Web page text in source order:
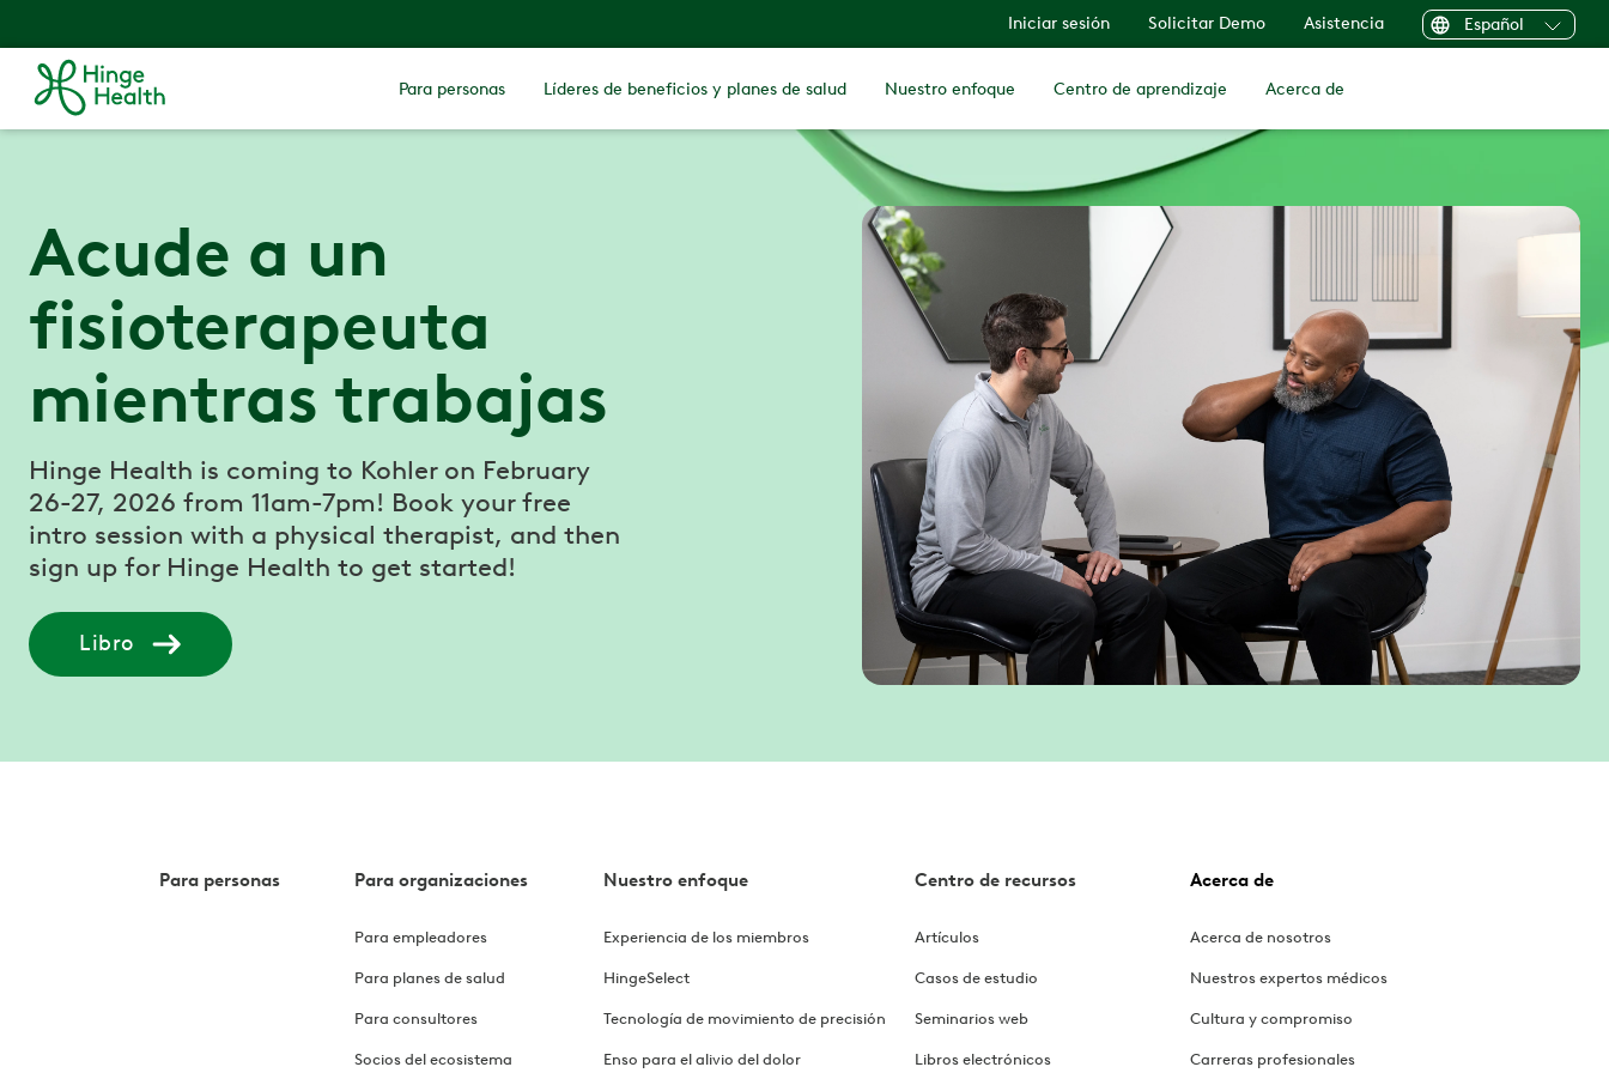
Iniciar sesión Solicitar Demo Asistencia Español
Para personas Líderes de beneficios y planes de salud Nuestro enfoque Centro de aprendizaje Acerca de
Acude a un
fisioterapeuta
mientras trabajas
Hinge Health is coming to Kohler on February
26-27, 2026 from 11am-7pm! Book your free
intro session with a physical therapist, and then
sign up for Hinge Health to get started!
Libro
Para personas Para organizaciones
Para empleadores
Para planes de salud
Para consultores
Socios del ecosistema
Nuestro enfoque
Experiencia de los miembros
HingeSelect
Tecnología de movimiento de precisión
Enso para el alivio del dolor
Centro de recursos
Artículos
Casos de estudio
Seminarios web
Libros electrónicos
Acerca de
Acerca de nosotros
Nuestros expertos médicos
Cultura y compromiso
Carreras profesionales